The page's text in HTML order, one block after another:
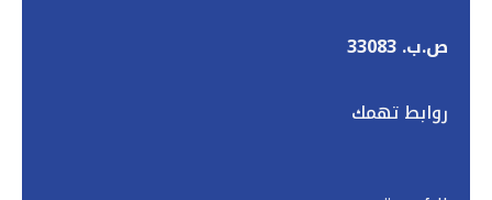
ص.ب. 33083
روابط تهمك